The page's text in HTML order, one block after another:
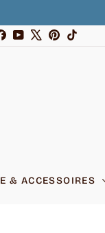
FacebookYouTubePinterest
TikTok
& ACCESSOIRES